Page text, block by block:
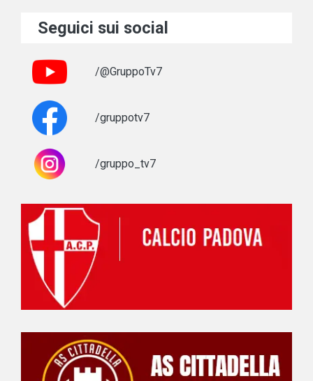
Seguici sui social
/@GruppoTv7
/gruppotv7
/gruppo_tv7